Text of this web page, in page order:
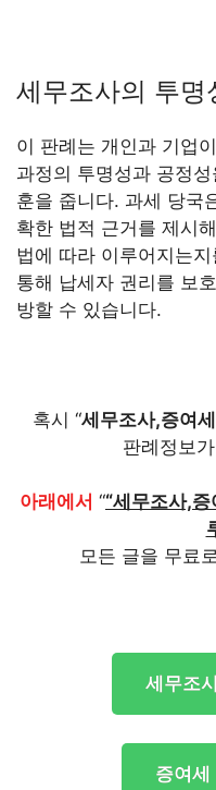
세무조사의 투명
이 판례는 개인과 기업
과정의 투명성과 공정
훈을 줍니다. 과세 당국
확한 법적 근거를 제시
법에 따라 이루어지는
통해 납세자 권리를 보
방할 수 있습니다.
혹시 “세무조사,증여
판례정보
아래에서 ““세무조사,
모든 글을 무료
세무조
증여세